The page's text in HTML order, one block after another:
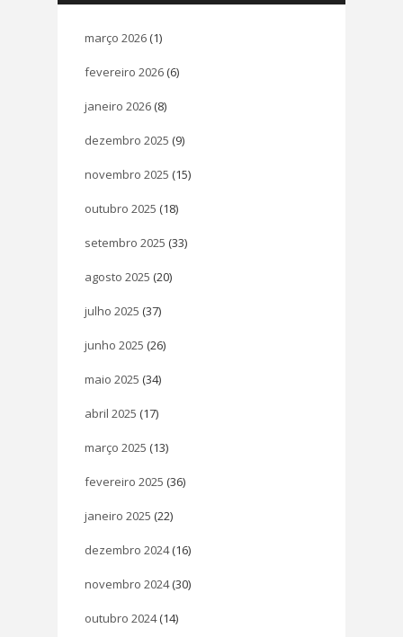
março 2026 (1)
fevereiro 2026 (6)
janeiro 2026 (8)
dezembro 2025 (9)
novembro 2025 (15)
outubro 2025 (18)
setembro 2025 (33)
agosto 2025 (20)
julho 2025 (37)
junho 2025 (26)
maio 2025 (34)
abril 2025 (17)
março 2025 (13)
fevereiro 2025 (36)
janeiro 2025 (22)
dezembro 2024(16)
novembro 2024(30)
outubro 2024(14)